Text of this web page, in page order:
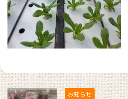
お知らせ